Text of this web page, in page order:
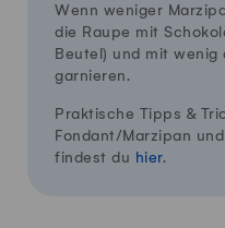
Wenn weniger
die Raupe mit
Beutel) und mit wenig
garnieren.
Praktische Tipps &
Fondant/Marzipan
findest du hier.